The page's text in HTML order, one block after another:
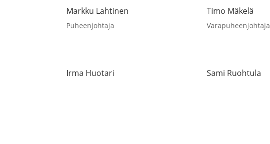
Markku Lahtinen
Puheenjohtaja
Timo Mäkelä
Varapuheenjohtaja
Irma Huotari Sami Ruohtula